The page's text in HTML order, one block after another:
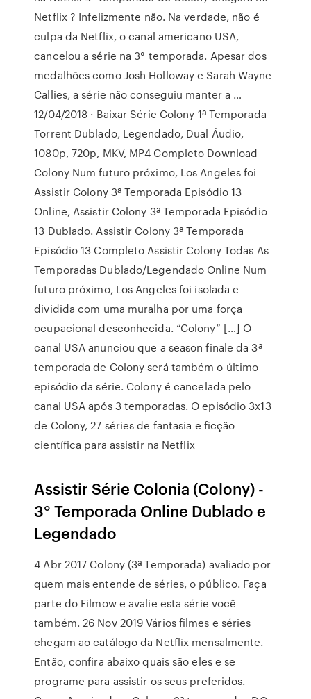
Netflix ? Infelizmente não. Na verdade, não é
culpa da Netflix, o canal americano USA,
cancelou a série na 3° temporada. Apesar dos
medalhões como Josh Holloway e Sarah Wayne
Callies, a série não conseguiu manter a …
12/04/2018 · Baixar Série Colony 1ª Temporada
Torrent Dublado, Legendado, Dual Áudio,
1080p, 720p, MKV, MP4 Completo Download
Colony Num futuro próximo, Los Angeles foi
Assistir Colony 3ª Temporada Episódio 13
Online, Assistir Colony 3ª Temporada Episódio
13 Dublado. Assistir Colony 3ª Temporada
Episódio 13 Completo Assistir Colony Todas As
Temporadas Dublado/Legendado Online Num
futuro próximo, Los Angeles foi isolada e
dividida com uma muralha por uma força
ocupacional desconhecida. “Colony” […] O
canal USA anunciou que a season finale da 3ª
temporada de Colony será também o último
episódio da série. Colony é cancelada pelo
canal USA após 3 temporadas. O episódio 3x13
de Colony, 27 séries de fantasia e ficção
científica para assistir na Netflix
Assistir Série Colonia (Colony) -
3° Temporada Online Dublado e
Legendado
4 Abr 2017 Colony (3ª Temporada) avaliado por
quem mais entende de séries, o público. Faça
parte do Filmow e avalie esta série você
também. 26 Nov 2019 Vários filmes e séries
chegam ao catálogo da Netflix mensalmente.
Então, confira abaixo quais são eles e se
programe para assistir os seus preferidos.